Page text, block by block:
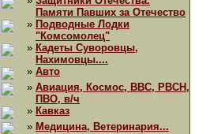
Памяти Павших за Отечество
» Подводные Лодки
"Комсомолец"
» Кадеты Суворовцы,
Нахимовцы....
» Авто
» Авиация, Космос, ВВС, РВСН,
ПВО, в/ч
» Кавказ
» Медицина, Ветеринария...